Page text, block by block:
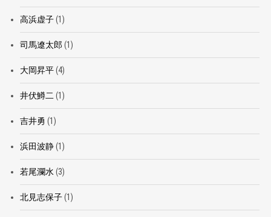
高浜虚子(1)
司馬遼太郎 (1)
大岡昇平(4)
井伏鱒二(1)
吉井勇 (1)
浜田波静(1)
若尾瀾水(3)
北見志保子(1)